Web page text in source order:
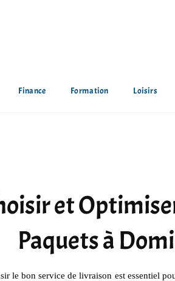
Finance Formation Loisirs
et
Paquets à
le bon service de livraison est essentiel